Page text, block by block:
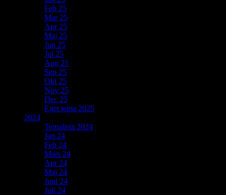
Feb 25
Mar 25
Apr 25
Maj 25
Jun 25
Jul 25
Aug 25
Sep 25
Okt 25
Nov 25
Dec 25
Eget tema 2025
2024
Temalista 2024
Jan 24
Feb 24
Mars 24
Apr 24
Maj 24
Juni 24
Juli 24